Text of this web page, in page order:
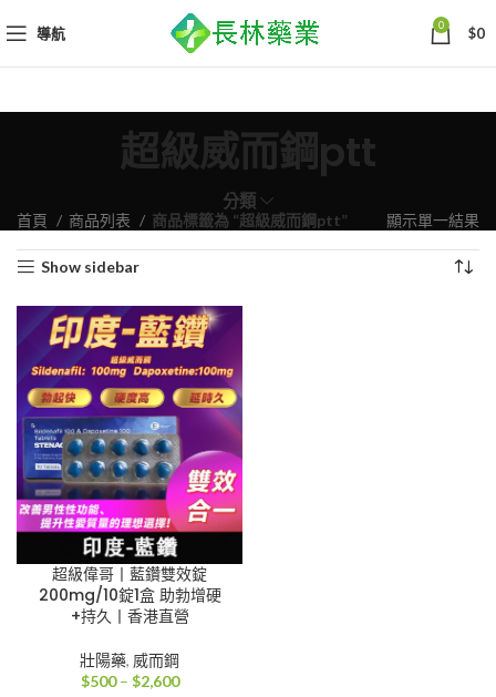
導航 0 $0
超級威而鋼ptt
分類
首頁 商品列表 商品標籤為 “超級威而鋼ptt” 顯示單一結果
Show sidebar
超級偉哥丨藍鑽雙效錠
200mg/10錠1盒 助勃增硬
+持久丨香港直營
壯陽藥, 威而鋼
$500 – $2,600價